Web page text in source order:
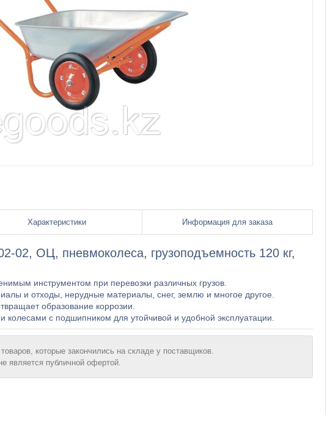
Характеристики Информация для заказа
02, ОЦ, пневмоколеса, грузоподъемность 120 кг,
инструментом при перевозки различных грузов.
и отходы, нерудные материалы, снег, землю и многое другое.
образование коррозии.
колесами с подшипником для утойчивой и удобной эксплуатации.
которые закончились на складе у поставщиков.
является публичной офертой.